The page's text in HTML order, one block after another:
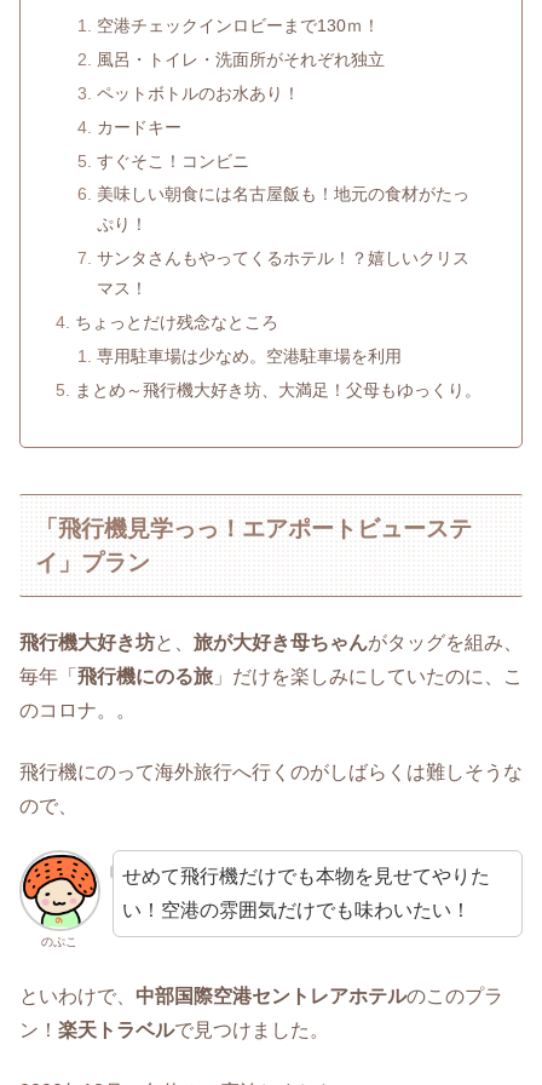
空港チェックインロビーまで130ｍ！
風呂・トイレ・洗面所がそれぞれ独立
ペットボトルのお水あり！
カードキー
すぐそこ！コンビニ
美味しい朝食には名古屋飯も！地元の食材がたっ
ぷり！
サンタさんもやってくるホテル！？嬉しいクリス
マス！
ちょっとだけ残念なところ
専用駐車場は少なめ。空港駐車場を利用
まとめ～飛行機大好き坊、大満足！父母もゆっくり。
「飛行機見学っっ！エアポートビューステ
イ」プラン
飛行機大好き坊と、 旅が大好き母ちゃんがタッグを組み、
毎年「 飛行機にのる旅 」だけを楽しみにしていたのに、こ
のコロナ。。
飛行機にのって海外旅行へ行くのがしばらくは難しそうな
ので、
のぷこ
せめて飛行機だけでも本物を見せてやりた
い！空港の雰囲気だけでも味わいたい！
といわけで、 中部国際空港セントレアホテルのこのプラ
ン！ 楽天トラベルで見つけました。